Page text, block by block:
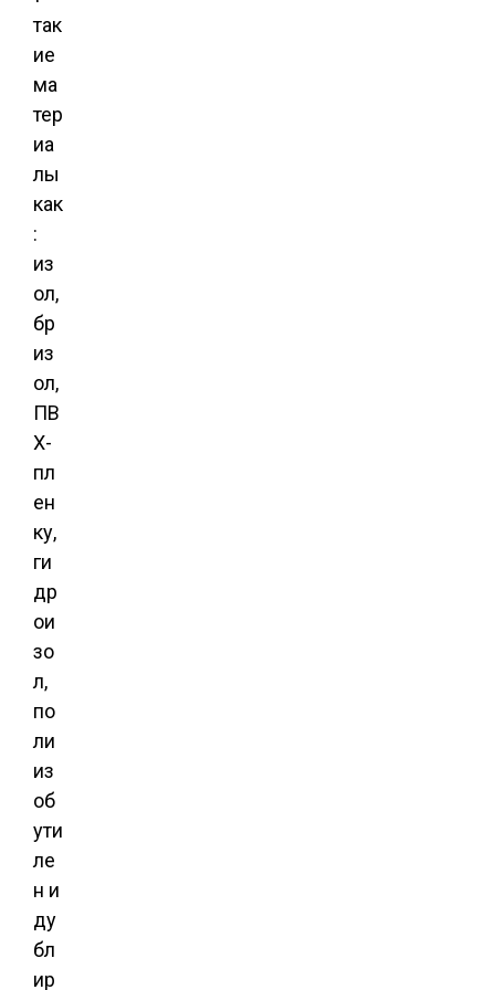
так
ие
ма
тер
иа
лы
как
:
из
ол,
бр
из
ол,
ПВ
Х-
пл
ен
ку,
ги
др
ои
зо
л,
по
ли
из
об
ути
ле
н и
ду
бл
ир